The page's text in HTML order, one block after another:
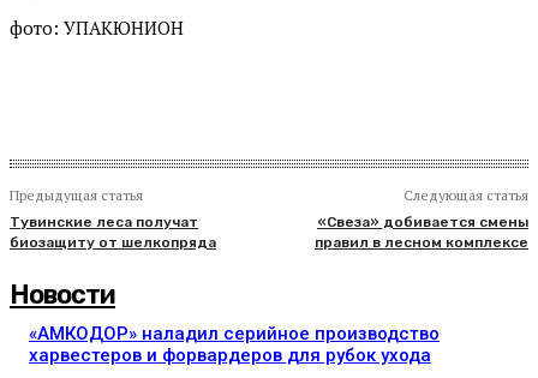
фото: УПАКЮНИОН
Предыдущая статья
Тувинские леса получат
биозащиту от шелкопряда
Следующая статья
«Свеза» добивается смены
правил в лесном комплексе
Новости
«АМКОДОР» наладил серийное производство
харвестеров и форвардеров для рубок ухода